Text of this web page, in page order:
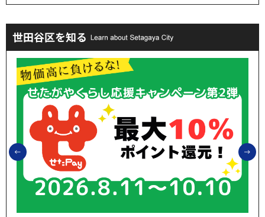
世田谷区を知る
前のスライドを表示